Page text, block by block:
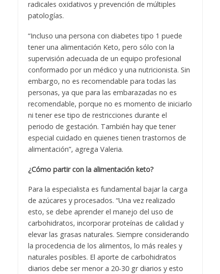
radicales oxidativos y prevención de múltiples
patologías.
“Incluso una persona con diabetes tipo 1 puede
tener una alimentación Keto, pero sólo con la
supervisión adecuada de un equipo profesional
conformado por un médico y una nutricionista. Sin
embargo, no es recomendable para todas las
personas, ya que para las embarazadas no es
recomendable, porque no es momento de iniciarlo
ni tener ese tipo de restricciones durante el
periodo de gestación. También hay que tener
especial cuidado en quienes tienen trastornos de
alimentación”, agrega Valeria.
¿Cómo partir con la alimentación keto?
Para la especialista es fundamental bajar la carga
de azúcares y procesados. “Una vez realizado
esto, se debe aprender el manejo del uso de
carbohidratos, incorporar proteínas de calidad y
elevar las grasas naturales. Siempre considerando
la procedencia de los alimentos, lo más reales y
naturales posibles. El aporte de carbohidratos
diarios debe ser menor a 20-30 gr diarios y esto